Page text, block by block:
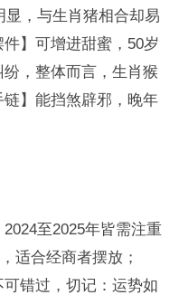
显，与生肖猪相合却易
】可增进甜蜜，50岁
，整体而言，生肖猴
】能挡煞辟邪，晚年
至2025年皆需注重
适合经商者摆放；
可错过，切记：运势如